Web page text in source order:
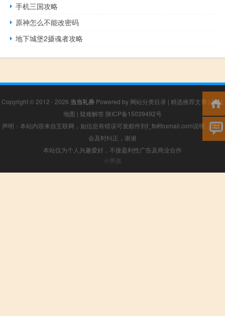
手机三国攻略
原神怎么不能改密码
地下城堡2摄魂者攻略
Copyright © 2012 - 2026 当当礼券 Powered by 网站分类目录 | 精选推荐文章 |网站
地图 | 疑难解答 陕ICP备15039492号
声明：本站内容来自互联网，如信息有错误可发邮件到f_fb#foxmail.com说明，我们
会及时纠正，谢谢
本站仅为个人兴趣爱好，不接盈利性广告及商业合作
小男孩